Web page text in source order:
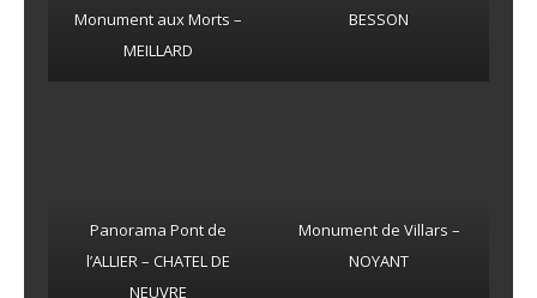
Monument aux Morts –
MEILLARD
BESSON
Panorama Pont de
l’ALLIER – CHATEL DE
NEUVRE
Monument de Villars –
NOYANT